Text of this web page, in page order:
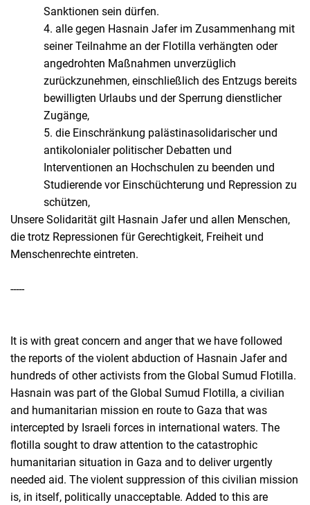
Sanktionen sein dürfen.
4. alle gegen Hasnain Jafer im Zusammenhang mit
seiner Teilnahme an der Flotilla verhängten oder
angedrohten Maßnahmen unverzüglich
zurückzunehmen, einschließlich des Entzugs bereits
bewilligten Urlaubs und der Sperrung dienstlicher
Zugänge,
5. die Einschränkung palästinasolidarischer und
antikolonialer politischer Debatten und
Interventionen an Hochschulen zu beenden und
Studierende vor Einschüchterung und Repression zu
schützen,
Unsere Solidarität gilt Hasnain Jafer und allen Menschen,
die trotz Repressionen für Gerechtigkeit, Freiheit und
Menschenrechte eintreten.
-----
It is with great concern and anger that we have followed
the reports of the violent abduction of Hasnain Jafer and
hundreds of other activists from the Global Sumud Flotilla.
Hasnain was part of the Global Sumud Flotilla, a civilian
and humanitarian mission en route to Gaza that was
intercepted by Israeli forces in international waters. The
flotilla sought to draw attention to the catastrophic
humanitarian situation in Gaza and to deliver urgently
needed aid. The violent suppression of this civilian mission
is, in itself, politically unacceptable. Added to this are